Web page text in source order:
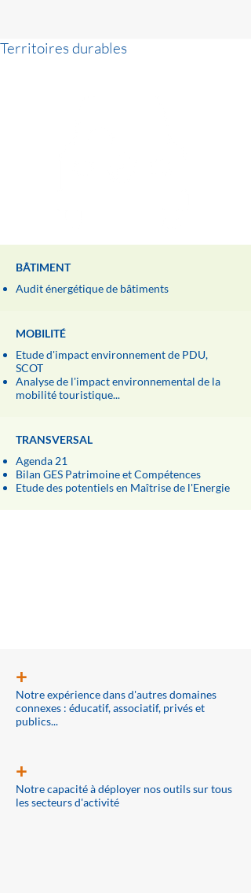
Territoires durables
BÂTIMENT
Audit énergétique de bâtiments
MOBILITÉ
Etude d'impact environnement de PDU,
SCOT
Analyse de l'impact environnemental de la
mobilité touristique...
TRANSVERSAL
Agenda 21
Bilan GES Patrimoine et Compétences
Etude des potentiels en Maîtrise de l'Energie
+
Notre expérience dans d'autres domaines
connexes : éducatif, associatif, privés et
publics...
+
Notre capacité à déployer nos outils sur tous
les secteurs d'activité